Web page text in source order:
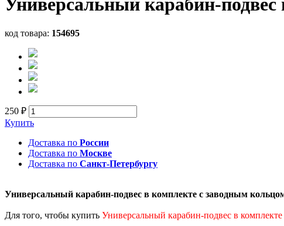
Универсальный карабин-
код товара: 154695
250 ₽
Купить
Доставка по России
Доставка по Москве
Доставка по Санкт-Петербургу
Универсальный карабин-подвес в комплекте с заводным
Для того, чтобы купить Универсальный карабин-подвес в